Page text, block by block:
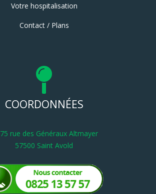
Votre hospitalisation
Contact / Plans
COORDONNÉES
75 rue des Généraux Altmayer
57500 Saint Avold